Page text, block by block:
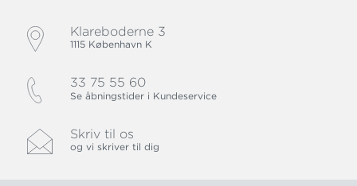
Klareboderne 3
1115 København K
33 75 55 60
Se åbningstider i Kundeservice
Skriv til os
og vi skriver til dig